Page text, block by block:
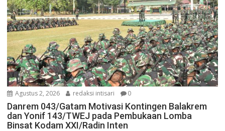
Agustus 2, 2026 redaksi intisari 0
Danrem 043/Gatam Motivasi Kontingen Balakrem
dan Yonif 143/TWEJ pada Pembukaan Lomba
Binsat Kodam XXI/Radin Inten